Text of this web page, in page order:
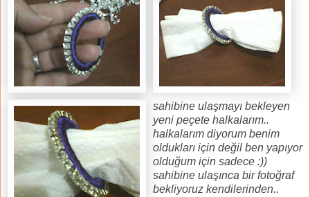
sahibine ulaşmayı bekleyen
yeni peçete halkalarım..
halkalarım diyorum benim
oldukları için değil ben yapıyor
olduğum için sadece :))
sahibine ulaşınca bir fotoğraf
bekliyoruz kendilerinden..